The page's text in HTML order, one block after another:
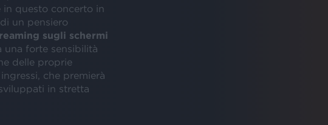
in questo concerto in
un pensiero
sugli schermi
una forte sensibilità
delle proprie
che premierà
in stretta